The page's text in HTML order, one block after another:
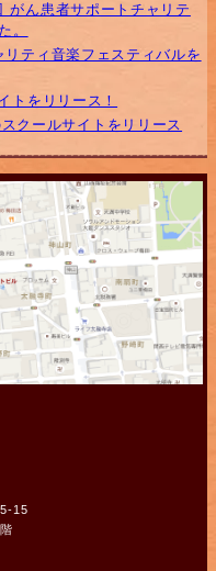
がん患者サポートチャリテ
。
ティ音楽フェスティバルを
トをリリース！
クールサイトをリリース
15